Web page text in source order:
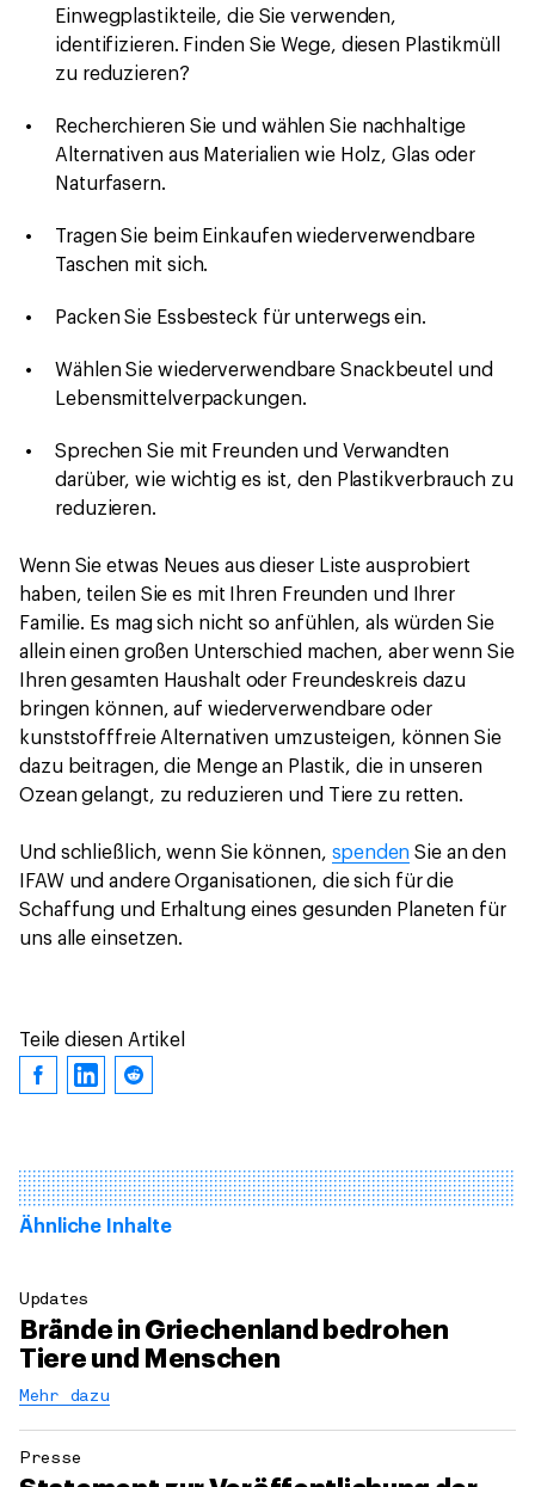
Einwegplastikteile, die Sie verwenden,
identifizieren. Finden Sie Wege, diesen Plastikmüll
zu reduzieren?
Recherchieren Sie und wählen Sie nachhaltige
Alternativen aus Materialien wie Holz, Glas oder
Naturfasern.
Tragen Sie beim Einkaufen wiederverwendbare
Taschen mit sich.
Packen Sie Essbesteck für unterwegs ein.
Wählen Sie wiederverwendbare Snackbeutel und
Lebensmittelverpackungen.
Sprechen Sie mit Freunden und Verwandten
darüber, wie wichtig es ist, den Plastikverbrauch zu
reduzieren.
Wenn Sie etwas Neues aus dieser Liste ausprobiert
haben, teilen Sie es mit Ihren Freunden und Ihrer
Familie. Es mag sich nicht so anfühlen, als würden Sie
allein einen großen Unterschied machen, aber wenn Sie
Ihren gesamten Haushalt oder Freundeskreis dazu
bringen können, auf wiederverwendbare oder
kunststofffreie Alternativen umzusteigen, können Sie
dazu beitragen, die Menge an Plastik, die in unseren
Ozean gelangt, zu reduzieren und Tiere zu retten.
Und schließlich, wenn Sie können, spenden Sie an den
IFAW und andere Organisationen, die sich für die
Schaffung und Erhaltung eines gesunden Planeten für
uns alle einsetzen.
Teile diesen Artikel
Ähnliche Inhalte
Updates
Brände in Griechenland bedrohen
Tiere und Menschen
Mehr dazu
Presse